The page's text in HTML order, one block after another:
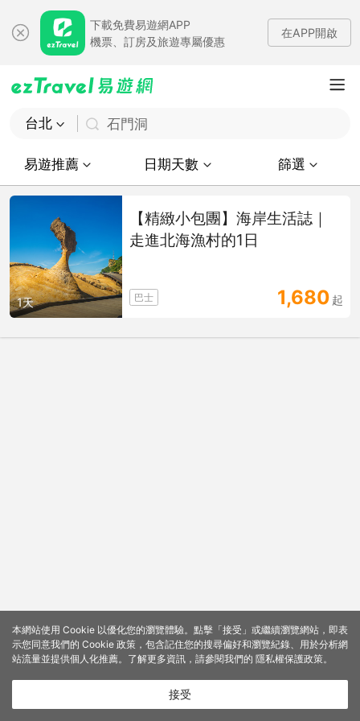
下載免費易遊網APP
機票、訂房及旅遊專屬優惠
在APP開啟
台北 石門洞
易遊推薦 日期天數 篩選
1天
【精緻小包團】海岸生活誌｜
走進北海漁村的1日
巴士 1,680 起
本網站使用 Cookie 以優化您的瀏覽體驗。點擊「接受」或繼續瀏覽網站，即表
示您同意我們的 Cookie 政策，包含記住您的搜尋偏好和瀏覽紀錄、用於分析網
站流量並提供個人化推薦。了解更多資訊，請參閱我們的 隱私權保護政策。
接受